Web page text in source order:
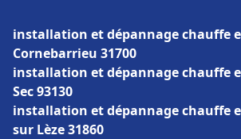
installation et dépannage chauffe
Cornebarrieu 31700
installation et dépannage chauffe
Sec 93130
installation et dépannage chauffe
sur Lèze 31860